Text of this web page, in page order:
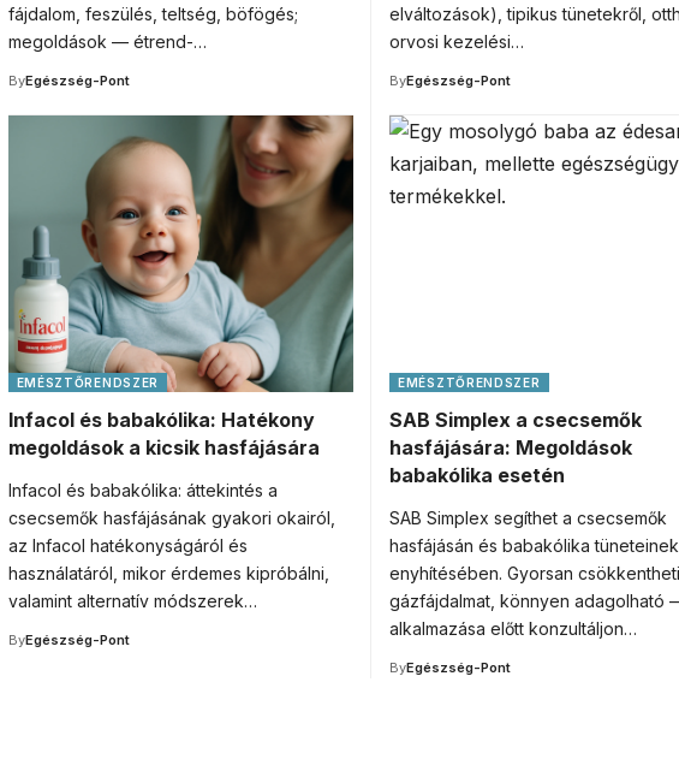
fájdalom, feszülés, teltség, böfögés;
megoldások — étrend-…
ByEgészség-Pont
elváltozások), tipikus tünetekről,
orvosi kezelési…
ByEgészség-Pont
EMÉSZTŐRENDSZER
Infacol és babakólika: Hatékony
megoldások a kicsik hasfájására
Infacol és babakólika: áttekintés a
csecsemők hasfájásának gyakori okairól,
az Infacol hatékonyságáról és
használatáról, mikor érdemes kipróbálni,
valamint alternatív módszerek…
ByEgészség-Pont
EMÉSZTŐRENDSZER
SAB Simplex a csecsemők
hasfájására: Megoldások
babakólika esetén
SAB Simplex segíthet a csecsemők
hasfájásán és babakólika tüneteinek
enyhítésében. Gyorsan
gázfájdalmat, könnyen adagolható
alkalmazása előtt konzultáljon…
ByEgészség-Pont